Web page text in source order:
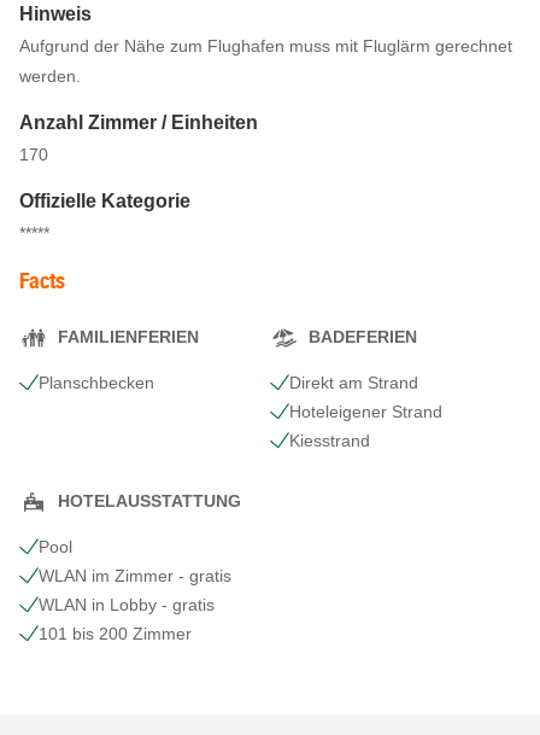
Hinweis
Aufgrund der Nähe zum Flughafen muss mit Fluglärm gerechnet
werden.
Anzahl Zimmer / Einheiten
170
Offizielle Kategorie
*****
Facts
FAMILIENFERIEN
Planschbecken
BADEFERIEN
Direkt am Strand
Hoteleigener Strand
Kiesstrand
HOTELAUSSTATTUNG
Pool
WLAN im Zimmer - gratis
WLAN in Lobby - gratis
101 bis 200 Zimmer